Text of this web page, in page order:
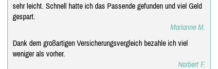
sehr leicht. Schnell hatte ich das Passende gefunden und viel Geld
gespart.
Marianne M.
Dank dem großartigen Versicherungsvergleich bezahle ich viel
weniger als vorher.
Norbert F.